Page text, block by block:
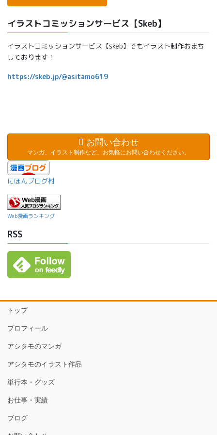
イラストコミッションサービス【Skeb】
イラストコミッションサービス【skeb】でもイラスト制作おまち
しております！
https://skeb.jp/@asitamo619
お問い合わせ
マンガ、イラスト制作など、お気軽にお問い合わせください。
にほんブログ村
Web漫画ランキング
RSS
トップ
プロフィール
アシタモのマンガ
アシタモのイラスト作品
単行本・グッズ
お仕事・実績
ブログ